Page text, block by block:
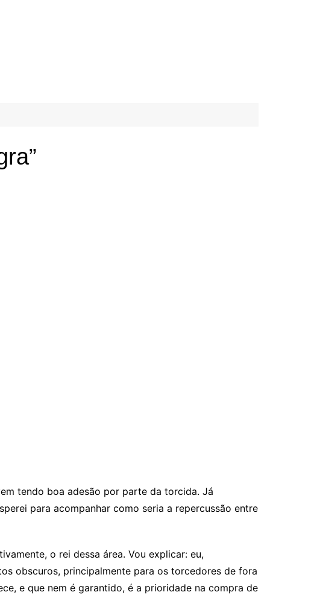
tendo boa adesão por parte da torcida. Já
para acompanhar como seria a repercussão entre
o rei dessa área. Vou explicar: eu,
obscuros, principalmente para os torcedores de fora
e que nem é garantido, é a prioridade na compra de